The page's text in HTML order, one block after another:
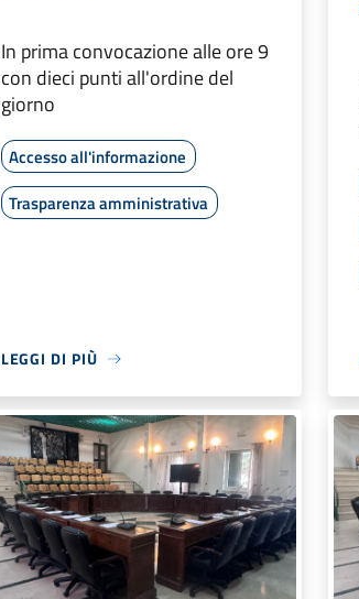
In prima convocazione alle ore 9
con dieci punti all'ordine del
giorno
Accesso all'informazione
Trasparenza amministrativa
LEGGI DI PIÙ